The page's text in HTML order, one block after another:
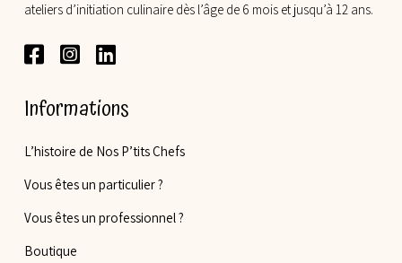
ateliers d’initiation culinaire dès l’âge de 6 mois et jusqu’à 12 ans.
Informations
L’histoire de Nos P’tits Chefs
Vous êtes un particulier ?
Vous êtes un professionnel ?
Boutique